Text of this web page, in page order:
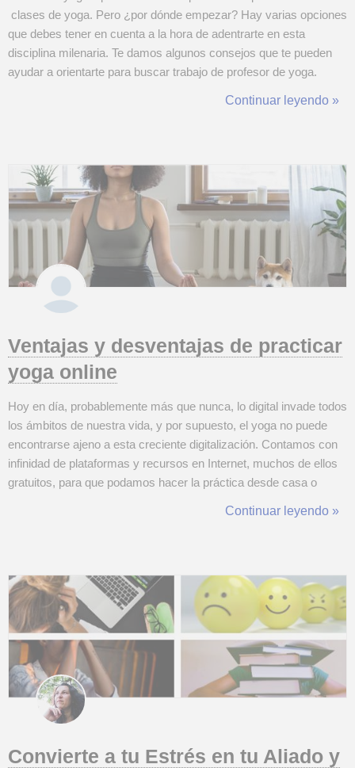
clases de yoga. Pero ¿por dónde empezar? Hay varias opciones
que debes tener en cuenta a la hora de adentrarte en esta
disciplina milenaria. Te damos algunos consejos que te pueden
ayudar a orientarte para buscar trabajo de profesor de yoga.
Continuar leyendo »
Ventajas y desventajas de practicar
yoga online
Hoy en día, probablemente más que nunca, lo digital invade todos
los ámbitos de nuestra vida, y por supuesto, el yoga no puede
encontrarse ajeno a esta creciente digitalización. Contamos con
infinidad de plataformas y recursos en Internet, muchos de ellos
gratuitos, para que podamos hacer la práctica desde casa o
y en el horario que más nos convenga. Sin duda, practicar yoga
Continuar leyendo »
Convierte a tu Estrés en tu Aliado y